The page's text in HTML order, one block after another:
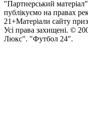
"Партнерський
публікуємо на правах
21+Матеріали сайту
Усi права захищенi. ©
Люкс". "Футбол 24".